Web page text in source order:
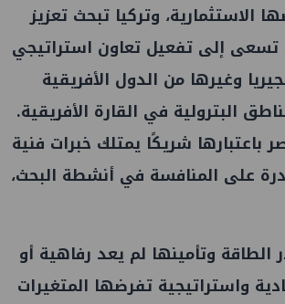
وتركيا تبحث تعزيز
تسعى إلى تفعيل تعاون استراتيجي
وغيرها من الدول الأفريقية
البترولية في القارة الأفريقية.
باعتبارها شريكًا يمتلك خبرات فنية
على المنافسة في أنشطة البحث،
وتأمينها لم يعد رفاهية أو
واستراتيجية تفرضها المتغيرات